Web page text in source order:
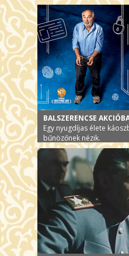
BALSZERENCSE
Egy nyugdíjas élete
bűnözőnek nézik.